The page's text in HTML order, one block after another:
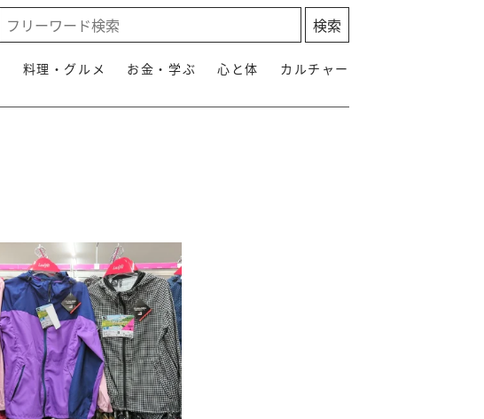
料理・グルメ お金・学ぶ 心と体 カルチャー